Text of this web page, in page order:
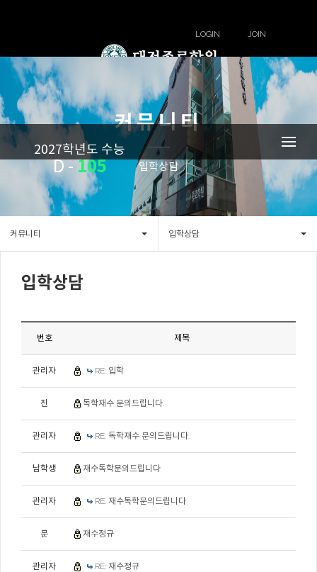
LOGIN JOIN
2027학년도 수능
D - 105
커뮤니티
입학상담
커뮤니티 입학상담
입학상담
번호 제목
관리자 RE: 입학
진 독학재수 문의드립니다.
관리자 RE: 독학재수 문의드립니다.
남학생 재수독학문의드립니다
관리자 RE: 재수독학문의드립니다
문 재수정규
관리자 RE: 재수정규